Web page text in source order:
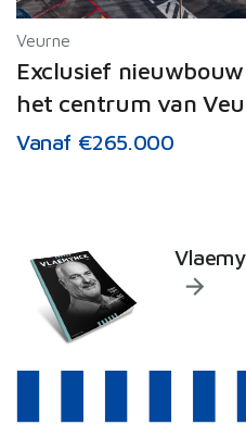
Veurne
Exclusief
het centrum van
Vanaf €265.000